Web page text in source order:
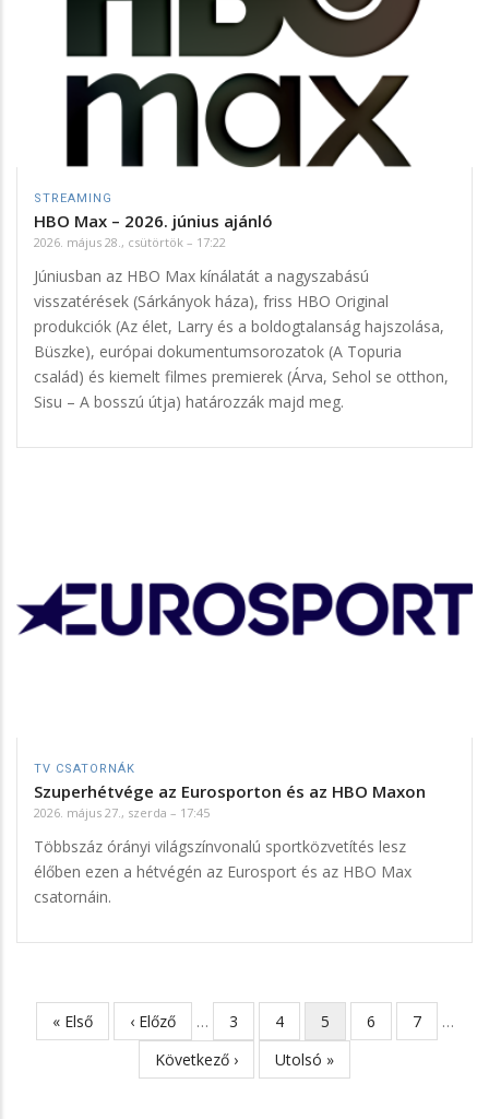
STREAMING
HBO Max – 2026. június ajánló
2026. május 28., csütörtök – 17:22
Júniusban az HBO Max kínálatát a nagyszabású
visszatérések (Sárkányok háza), friss HBO Original
produkciók (Az élet, Larry és a boldogtalanság hajszolása,
Büszke), európai dokumentumsorozatok (A Topuria
család) és kiemelt filmes premierek (Árva, Sehol se otthon,
Sisu – A bosszú útja) határozzák majd meg.
TV CSATORNÁK
Szuperhétvége az Eurosporton és az HBO Maxon
2026. május 27., szerda – 17:45
Többszáz órányi világszínvonalú sportközvetítés lesz
élőben ezen a hétvégén az Eurosport és az HBO Max
csatornáin.
Oldalszámozás
Első
oldal
« Első
Előző
oldal
‹ Előző … Page
3 Page
4
Jelenlegi
oldal
5 Page
6 Page
7
…
Következő
oldal
Következő ›
Utolsó
oldal
Utolsó »